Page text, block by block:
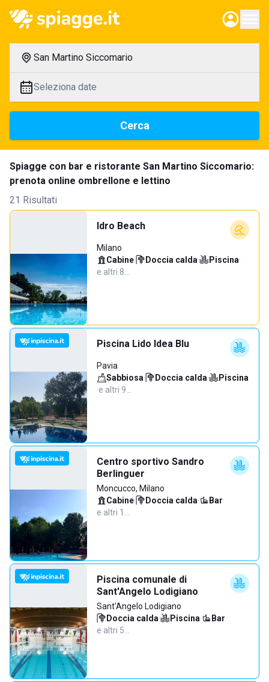
San Martino Siccomario
Seleziona date
Cerca
Spiagge con bar e ristorante San Martino Siccomario:
prenota online ombrellone e lettino
21 Risultati
Idro Beach
Milano
Cabine· Doccia calda· Piscina·
e altri 8…
Piscina Lido Idea Blu
Pavia
Sabbiosa· Doccia calda·
Piscina
·e altri 9…
Centro sportivo Sandro
Berlinguer
Moncucco, Milano
Cabine· Doccia calda· Bar·
e altri 1…
Piscina comunale di
Sant'Angelo Lodigiano
Sant'Angelo Lodigiano
Doccia calda· Piscina· Bar·
e altri 5…